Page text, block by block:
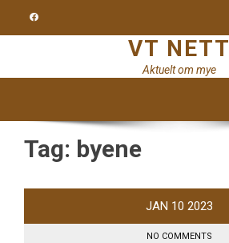
VT NETT
Aktuelt om mye
Tag: byene
JAN 10 2023
NO COMMENTS